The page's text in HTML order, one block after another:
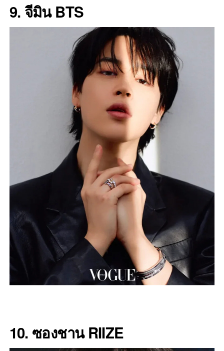
9. จีมิน BTS
10. ซองชาน RIIZE